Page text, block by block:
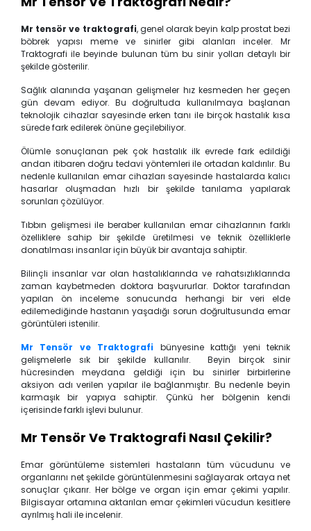
Mr tensör ve traktografi, genel olarak beyin kalp prostat bezi
böbrek yapısı meme ve sinirler gibi alanları inceler. Mr
Traktografi ile beyinde bulunan tüm bu sinir yolları detaylı bir
şekilde gösterilir.
Sağlık alanında yaşanan gelişmeler hız kesmeden her geçen
gün devam ediyor. Bu doğrultuda kullanılmaya başlanan
teknolojik cihazlar sayesinde erken tanı ile birçok hastalık kısa
sürede fark edilerek önüne geçilebiliyor.
Ölümle sonuçlanan pek çok hastalık ilk evrede fark edildiği
andan itibaren doğru tedavi yöntemleri ile ortadan kaldırılır. Bu
nedenle kullanılan emar cihazları sayesinde hastalarda kalıcı
hasarlar oluşmadan hızlı bir şekilde tanılama yapılarak
sorunları çözülüyor.
Tıbbın gelişmesi ile beraber kullanılan emar cihazlarının farklı
özelliklere sahip bir şekilde üretilmesi ve teknik özelliklerle
donatılması insanlar için büyük bir avantaja sahiptir.
Bilinçli insanlar var olan hastalıklarında ve rahatsızlıklarında
zaman kaybetmeden doktora başvururlar. Doktor tarafından
yapılan ön inceleme sonucunda herhangi bir veri elde
edilemediğinde hastanın yaşadığı sorun doğrultusunda emar
görüntüleri istenilir.
Mr Tensör ve Traktografi bünyesine kattığı yeni teknik
gelişmelerle sık bir şekilde kullanılır. Beyin birçok sinir
hücresinden meydana geldiği için bu sinirler birbirlerine
aksiyon adı verilen yapılar ile bağlanmıştır. Bu nedenle beyin
karmaşık bir yapıya sahiptir. Çünkü her bölgenin kendi
içerisinde farklı işlevi bulunur.
Mr Tensör Ve Traktografi Nasıl Çekilir?
Emar görüntüleme sistemleri hastaların tüm vücudunu ve
organlarını net şekilde görüntülenmesini sağlayarak ortaya net
sonuçlar çıkarır. Her bölge ve organ için emar çekimi yapılır.
Bilgisayar ortamına aktarılan emar çekimleri vücudun kesitlere
ayrılmış hali ile incelenir.